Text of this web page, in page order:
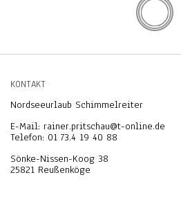
KONTAKT
Nordseeurlaub Schimmelreiter
E-Mail: rainer.pritschau@t-online.de
Telefon: 01 73.4 19 40 88
Sönke-Nissen-Koog 38
25821 Reußenköge